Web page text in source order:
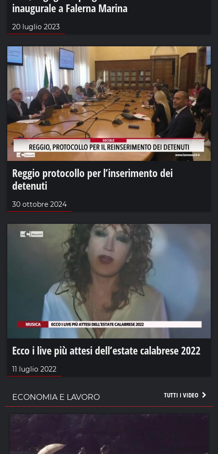
inaugurale a Falerna Marina
20 luglio 2023
Reggio protocollo per l’inserimento dei
detenuti
30 ottobre 2024
Ecco i live più attesi dell’estate calabrese 2022
11 luglio 2022
TUTTI I VIDEO
ECONOMIA E LAVORO